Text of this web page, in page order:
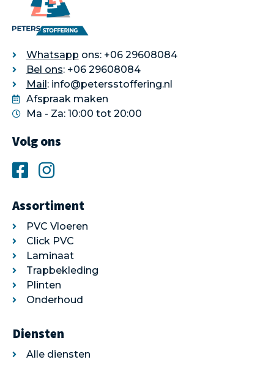
Whatsapp ons: +06 29608084
Bel ons: +06 29608084
Mail: info@petersstoffering.nl
Afspraak maken
Ma - Za: 10:00 tot 20:00
Volg ons
Assortiment
PVC Vloeren
Click PVC
Laminaat
Trapbekleding
Plinten
Onderhoud
Diensten
Alle diensten